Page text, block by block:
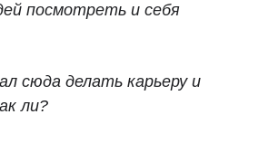
посмотреть и себя
сюда делать карьеру и
ли?